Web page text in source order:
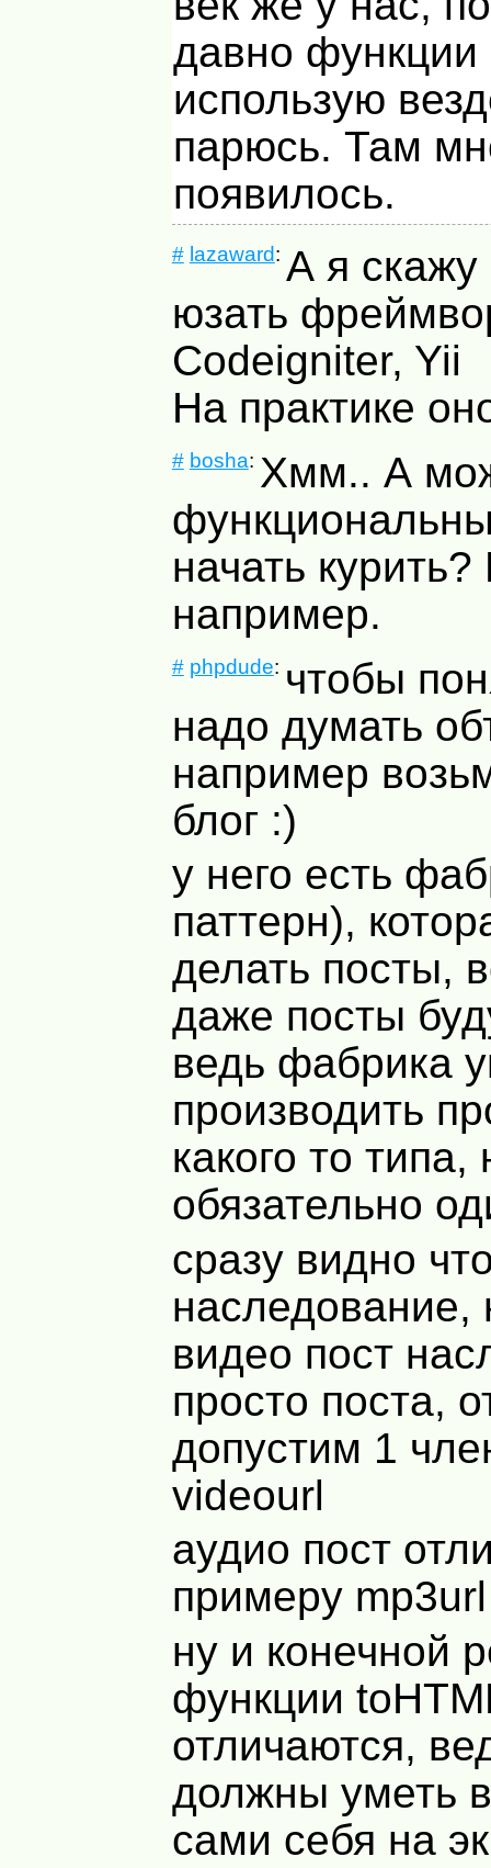
давно функции
использую
парюсь. Там
появилось.
# lazaward: А я скажу
юзать
Codeigniter, Yii
На практике
# bosha: Хмм.. А
начать
например.
# phpdude: чтобы
надо думать
например
блог :)
у него есть
паттерн),
делать посты,
даже посты
ведь фабрика
производить
какого то типа,
обязательно
сразу видно
наследование,
видео пост
просто поста,
допустим 1
videourl
аудио пост
примеру mp3url
ну и конечной
функции
отличаются,
должны уметь
сами себя на